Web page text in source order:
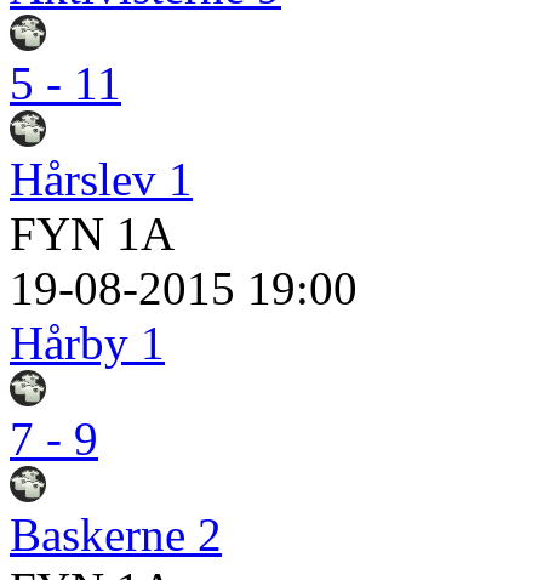
5 - 11
Hårslev 1
FYN 1A
19-08-2015 19:00
Hårby 1
7 - 9
Baskerne 2